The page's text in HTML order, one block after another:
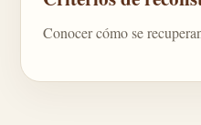
Conocer cómo se